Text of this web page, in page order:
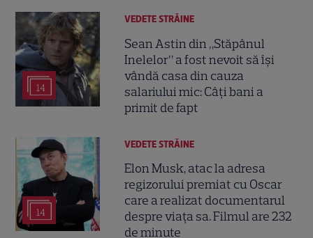
14
VEDETE STRĂINE
Sean Astin din „Stăpânul
Inelelor” a fost nevoit să își
vândă casa din cauza
salariului mic: Câți bani a
primit de fapt
14
VEDETE STRĂINE
Elon Musk, atac la adresa
regizorului premiat cu Oscar
care a realizat documentarul
despre viața sa. Filmul are 232
de minute